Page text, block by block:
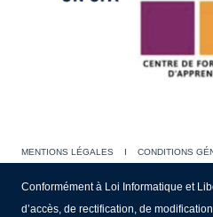
MENTIONS LÉGALES I CONDITIONS
Conformément à Loi Informatique et
d’accès, de rectification, de